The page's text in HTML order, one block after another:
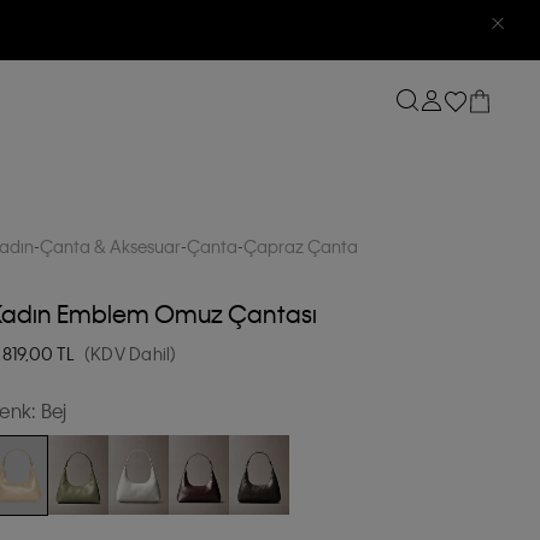
Çanta & Aksesuar Çanta Çapraz Çanta
Emblem Omuz Çantası
TL (KDV Dahil)
Bej